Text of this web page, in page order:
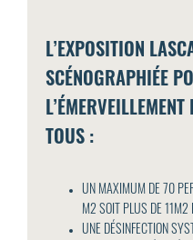
L’EXPOSITION
SCÉNOGRAPHIÉE
TOUS :
UN MAXIMUM DE 70
M2 SOIT PLUS DE 11M2
UNE DÉSINFECTION